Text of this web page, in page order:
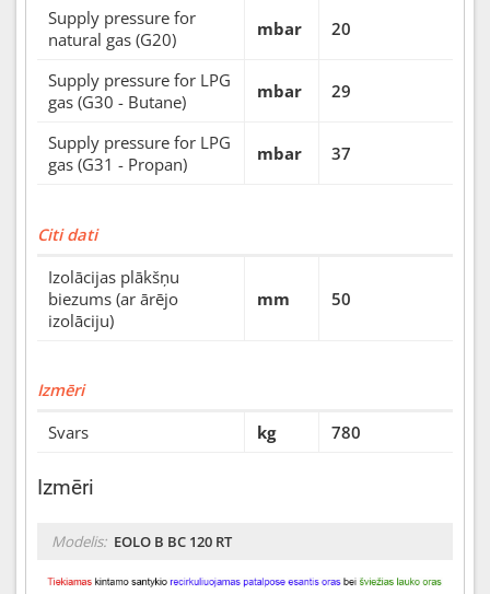
Supply pressure for
natural gas (G20)
mbar 20
Supply pressure for LPG
gas (G30 - Butane)
mbar 29
Supply pressure for LPG
gas (G31 - Propan)
mbar 37
Citi dati
Izolācijas plākšņu
biezums (ar ārējo
izolāciju)
mm 50
Izmēri
Svars
kg 780
Izmēri
Modelis: EOLO B BC 120 RT